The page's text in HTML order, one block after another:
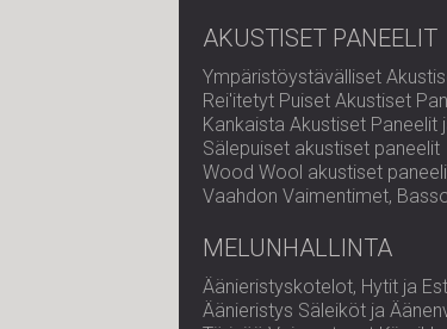
AKUSTISET PANEELIT
Ympäristöystävälliset
Rei'itetyt Puiset Akustiset
Kankaista Akustiset Paneelit
Sälepuiset akustiset paneelit
Wood Wool akustiset
Vaahdon Vaimentimet,
MELUNHALLINTA
Äänieristyskotelot, Hytit ja
Äänieristys Säleiköt ja